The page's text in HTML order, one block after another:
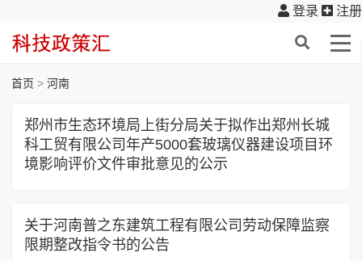
登录 注册
首页 > 河南
郑州市生态环境局上街分局关于拟作出郑州长城
科工贸有限公司年产5000套玻璃仪器建设项目环
境影响评价文件审批意见的公示
关于河南普之东建筑工程有限公司劳动保障监察
限期整改指令书的公告